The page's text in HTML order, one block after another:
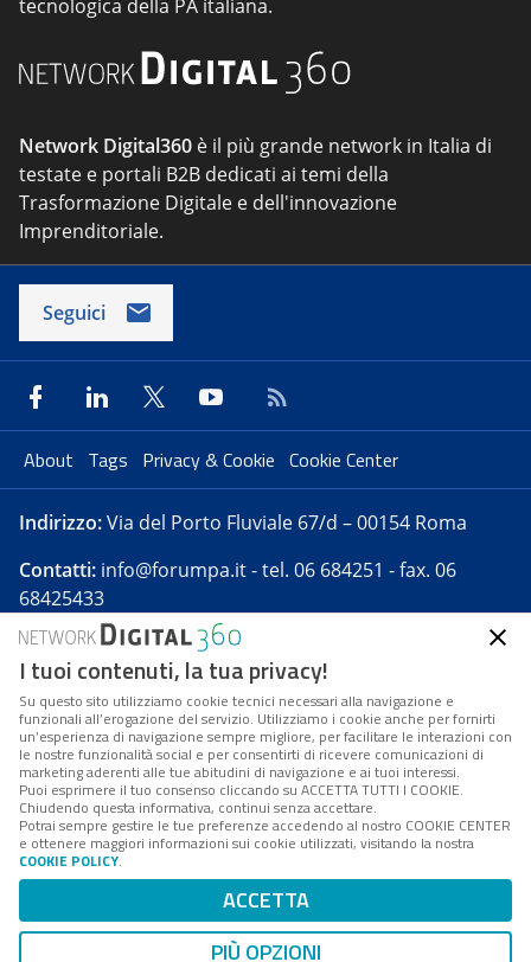
tecnologica della PA italiana.
Network Digital360 è il più grande network in Italia di
testate e portali B2B dedicati ai temi della
Trasformazione Digitale e dell'innovazione
Imprenditoriale.
Seguici
About Tags Privacy & Cookie Cookie Center
Indirizzo:Via del Porto Fluviale 67/d – 00154 Roma
Contatti: info@forumpa.it- tel. 06 684251 - fax. 06
68425433
Forumpa.itè una pubblicazione telematica iscritta
presso Registro della stampa del Tribunale di Roma -
Reg. n. 182 del 2 maggio 2008 - Direttore resp. Michela
Stentella
FPA s.r.l. è società soggetta a Direzione e
Coordinamento da parte di Digital360 S.p.A. - FPA s.r.l.
è un'azienda certificata per il sistema di management
Codice Fiscale/Partita IVA n. 10693191008 - R.E.A. Roma
n. 1249791. ISP AWS
Mappa del sito
I tuoi contenuti, la tua privacy!
Su questo sito utilizziamo cookie tecnici necessari alla navigazione e
funzionali all’erogazione del servizio. Utilizziamo i cookie anche per fornirti
un’esperienza di navigazione sempre migliore, per facilitare le interazioni con
le nostre funzionalità social e per consentirti di ricevere comunicazioni di
marketing aderenti alle tue abitudini di navigazione e ai tuoi interessi.
Puoi esprimere il tuo consenso cliccando su ACCETTA TUTTI I COOKIE.
Chiudendo questa informativa, continui senza accettare.
Potrai sempre gestire le tue preferenze accedendo al nostro COOKIE CENTER
e ottenere maggiori informazioni sui cookie utilizzati, visitando la nostra
COOKIE POLICY.
ACCETTA
PIÙ OPZIONI